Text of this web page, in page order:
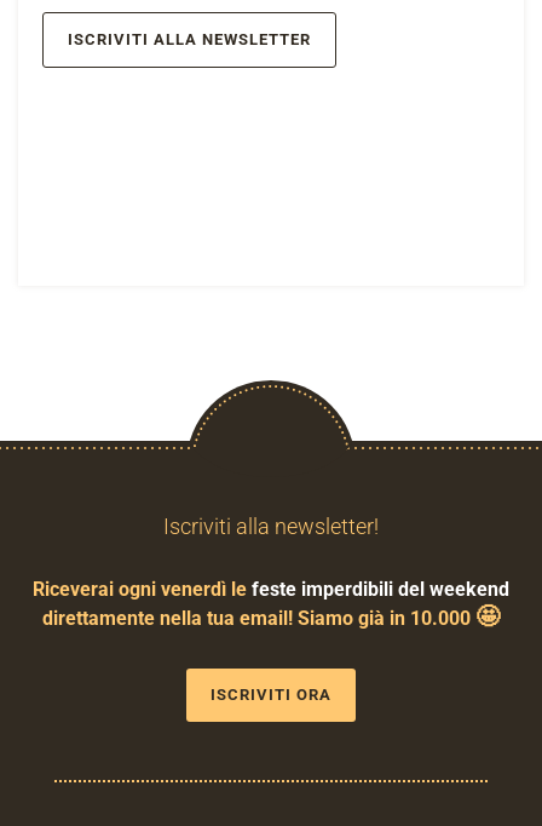
ISCRIVITI ALLA NEWSLETTER
Iscriviti alla newsletter!
Riceverai ogni venerdì le feste imperdibili del weekend
direttamente nella tua email! Siamo già in 10.000 🤩
ISCRIVITI ORA